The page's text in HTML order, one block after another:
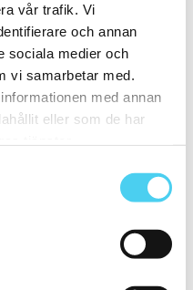
vår trafik. Vi
och annan
sociala medier och
vi samarbetar med.
med annan
eller som de har